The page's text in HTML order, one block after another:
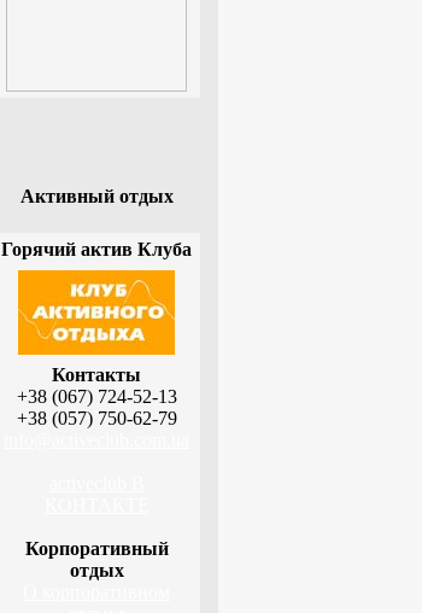
Активный отдых
Горячий актив Клуба
Контакты
+38 (067) 724-52-13
+38 (057) 750-62-79
Корпоративный
отдых